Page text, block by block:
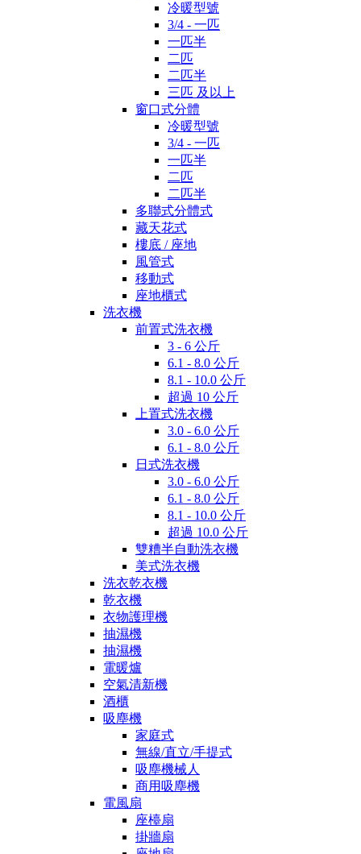
冷暖型號
3/4 - 一匹
一匹半
二匹
二匹半
三匹 及以上
窗口式分體
冷暖型號
3/4 - 一匹
一匹半
二匹
二匹半
多聯式分體式
藏天花式
樓底 / 座地
風管式
移動式
座地櫃式
洗衣機
前置式洗衣機
3 - 6 公斤
6.1 - 8.0 公斤
8.1 - 10.0 公斤
超過 10 公斤
上置式洗衣機
3.0 - 6.0 公斤
6.1 - 8.0 公斤
日式洗衣機
3.0 - 6.0 公斤
6.1 - 8.0 公斤
8.1 - 10.0 公斤
超過 10.0 公斤
雙糟半自動洗衣機
美式洗衣機
洗衣乾衣機
乾衣機
衣物護理機
抽濕機
抽濕機
電暖爐
空氣清新機
酒櫃
吸塵機
家庭式
無線/直立/手提式
吸塵機械人
商用吸塵機
電風扇
座檯扇
掛牆扇